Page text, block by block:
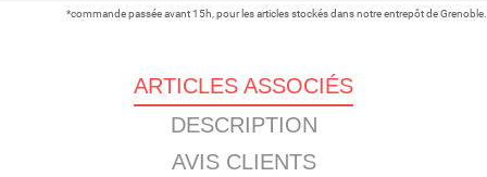
*commande passée avant 15h, pour les articles stockés dans notre entrepôt de Grenoble.
ARTICLES ASSOCIÉS
DESCRIPTION
AVIS CLIENTS